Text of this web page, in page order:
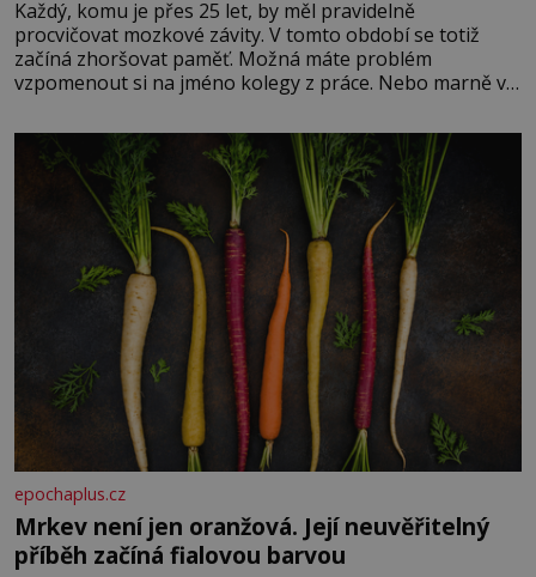
Každý, komu je přes 25 let, by měl pravidelně
procvičovat mozkové závity. V tomto období se totiž
začíná zhoršovat paměť. Možná máte problém
vzpomenout si na jméno kolegy z práce. Nebo marně v
Je to opravdu tak, s věkem jako kdyby se paměť
rozhodla stávkovat. Cvičte
epochaplus.cz
Mrkev není jen oranžová. Její neuvěřitelný
příběh začíná fialovou barvou